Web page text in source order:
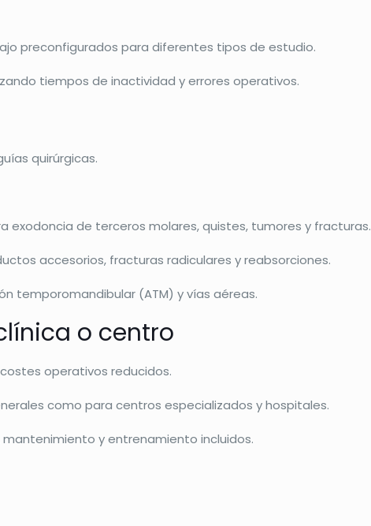
preconfigurados para diferentes tipos de estudio.
tiempos de inactividad y errores operativos.
quirúrgicas.
exodoncia de terceros molares, quistes, tumores y fracturas.
accesorios, fracturas radiculares y reabsorciones.
temporomandibular (ATM) y vías aéreas.
o centro
operativos reducidos.
como para centros especializados y hospitales.
y entrenamiento incluidos.